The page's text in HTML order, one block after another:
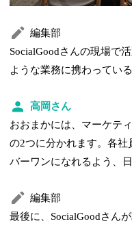
編集部
SocialGoodさんの現場で
ような業務に携わってい
高岡さん
おおまかには、マーケテ
の2つに分かれます。各
バーワンになれるよう、
編集部
最後に、SocialGoodさん